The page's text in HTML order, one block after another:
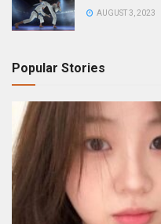
AUGUST 3, 2023
Popular Stories